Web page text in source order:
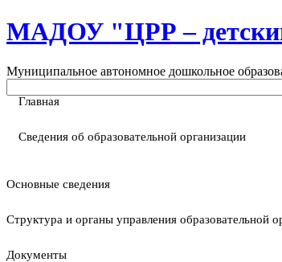
МАДОУ "ЦРР –
Муниципальное автономное дошкольное
Главная
Сведения об образовательной организации
Основные сведения
Структура и органы управления образовательной
Документы